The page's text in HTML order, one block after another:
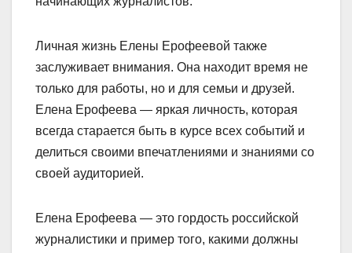
Личная жизнь Елены Ерофеевой также
заслуживает внимания. Она находит время не
только для работы, но и для семьи и друзей.
Елена Ерофеева — яркая личность, которая
всегда старается быть в курсе всех событий и
делиться своими впечатлениями и знаниями со
своей аудиторией.
Елена Ерофеева — это гордость российской
журналистики и пример того, какими должны